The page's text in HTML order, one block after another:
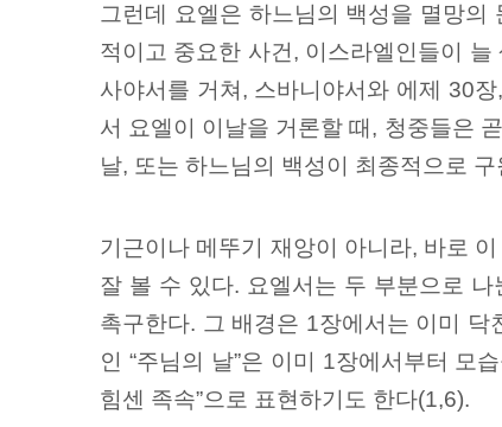
그런데 요엘은 하느님의 백성을 멸망
적이고 중요한 사건, 이스라엘인들이 늘
사야서를 거쳐, 스바니야서와 에제 30
서 요엘이 이날을 거론할 때, 청중들은
날, 또는 하느님의 백성이 최종적으로
기근이나 메뚜기 재앙이 아니라, 바로
잘 볼 수 있다. 요엘서는 두 부분으로
촉구한다. 그 배경은 1장에서는 이미 닥
인 “주님의 날”은 이미 1장에서부터 모
힘센 족속”으로 표현하기도 한다(1,6).